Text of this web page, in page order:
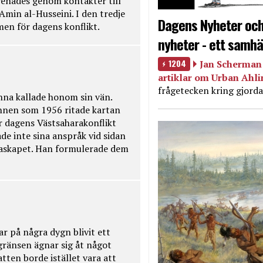
al-Husseini. I den tredje
för dagens konflikt.
kallade honom sin vän.
som 1956 ritade kartan
Västsaharakonflikt
inte sina anspråk vid sidan
Han formulerade dem
på några dygn blivit ett
ägnar sig åt något
borde istället vara att
Dagens Nyheter
nyheter - ett
1204
Jan
artiklar om Urban
frågetecken kring